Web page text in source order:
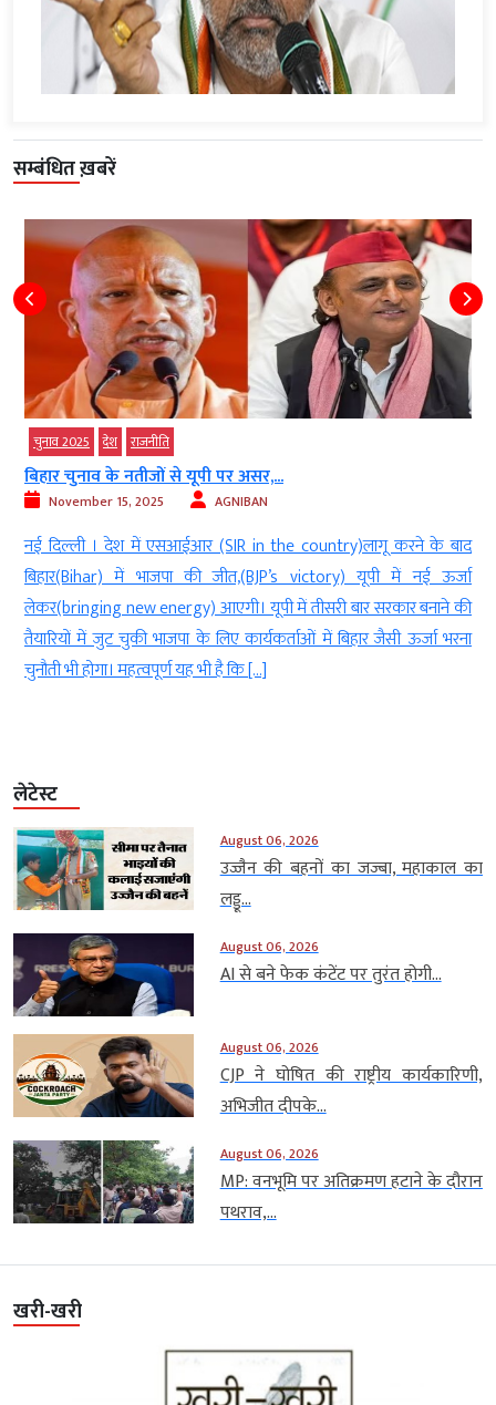
सम्बंधित ख़बरें
चुनाव 2025 देश राजनीति
बिहार चुनाव के नतीजों से यूपी पर असर,...
November 15, 2025 AGNIBAN
नई दिल्‍ली । देश में एसआईआर (SIR in the country)लागू करने के बाद
बिहार(Bihar) में भाजपा की जीत,(BJP’s victory) यूपी में नई ऊर्जा
लेकर(bringing new energy) आएगी। यूपी में तीसरी बार सरकार बनाने की
तैयारियों में जुट चुकी भाजपा के लिए कार्यकर्ताओं में बिहार जैसी ऊर्जा भरना
चुनौती भी होगा। महत्वपूर्ण यह भी है कि […]
लेटेस्ट
August 06, 2026
उज्जैन की बहनों का जज्बा, महाकाल का
लड्डू...
August 06, 2026
AI से बने फेक कंटेंट पर तुरंत होगी...
August 06, 2026
CJP ने घोषित की राष्ट्रीय कार्यकारिणी,
अभिजीत दीपके...
August 06, 2026
MP: वनभूमि पर अतिक्रमण हटाने के दौरान
पथराव,...
खरी-खरी